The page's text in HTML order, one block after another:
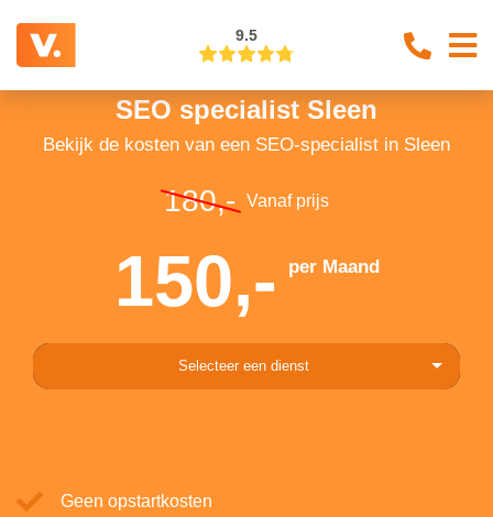
9.5
SEO specialist Sleen
Bekijk de kosten van een SEO-specialist in Sleen
180,- Vanaf prijs
150,- per Maand
Selecteer een dienst
Geen opstartkosten